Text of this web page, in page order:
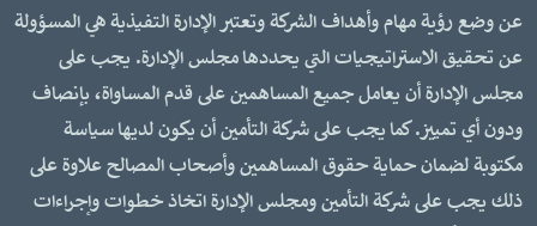
عن وضع رؤية مهام وأهداف الشركة وتعتبر الإدارة التفيذية هي المسؤولة
عن تحقيق الاستراتيجيات التي يحددها مجلس الإدارة. يجب على
مجلس الإدارة أن يعامل جميع المساهمين على قدم المساواة، بإنصاف
ودون أي تمييز. كما يجب على شركة التأمين أن يكون لديها سياسة
مكتوبة لضمان حماية حقوق المساهمين وأصحاب المصالح علاوة على
ذلك يجب على شركة التأمين ومجلس الإدارة اتخاذ خطوات وإجراءات